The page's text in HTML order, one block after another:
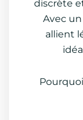
discrète
Avec
allient